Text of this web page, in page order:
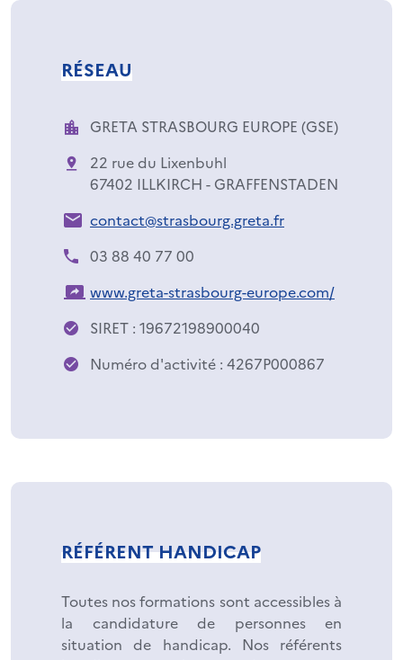
RÉSEAU
GRETA STRASBOURG EUROPE (GSE)
22 rue du Lixenbuhl
67402 ILLKIRCH - GRAFFENSTADEN
contact@strasbourg.greta.fr
03 88 40 77 00
www.greta-strasbourg-europe.com/
SIRET : 19672198900040
Numéro d'activité : 4267P000867
RÉFÉRENT HANDICAP
Toutes nos formations sont accessibles à
la candidature de personnes en
situation de handicap. Nos référents